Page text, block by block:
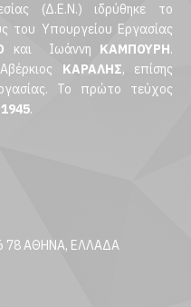
(Δ.Ε.Ν.) ιδρύθηκε το
του Υπουργείου Εργασίας
και Ιωάννη ΚΑΜΠΟΥΡΗ.
ΚΑΡΑΛΗΣ, επίσης
Το πρώτο τεύχος
.
78 ΑΘΗΝΑ, ΕΛΛΑΔΑ